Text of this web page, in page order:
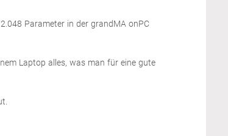
Parameter in der grandMA onPC
Laptop alles, was man für eine gute